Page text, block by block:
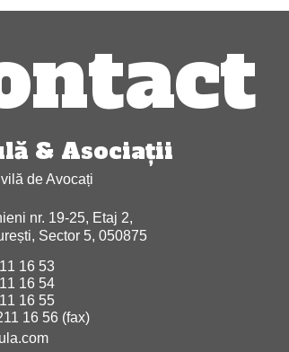
& Asociaţii
de Avocați
nr. 19-25, Etaj 2,
Sector 5, 050875
16 53
16 54
16 55
16 56 (fax)